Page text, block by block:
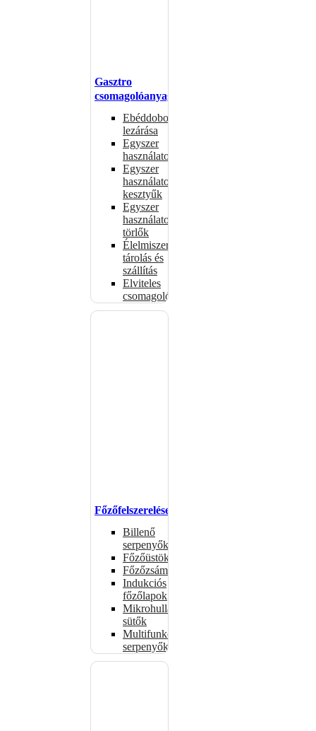
Gasztro
csomagolóanyagok
Ebéddobozok
lezárása
Egyszer
használatos
Egyszer
használatos
kesztyűk
Egyszer
használatos
törlők
Élelmiszer-
tárolás és
szállítás
Elviteles
csomagolóanyagok
Főzőfelszerelések
Billenő
serpenyők
Főzőüstök
Főzőzsámolyok
Indukciós
főzőlapok
Mikrohullámú
sütők
Multifunkciós
serpenyők